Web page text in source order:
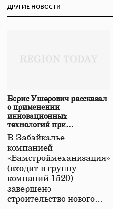
ДРУГИЕ НОВОСТИ
Борис Ушерович рассказал
о применении
инновационных
технологий при
строительстве нового моста
в Забайкалье
В Забайкалье
компанией
«Бамстроймеханизация»
(входит в группу
компаний 1520)
завершено
строительство нового…